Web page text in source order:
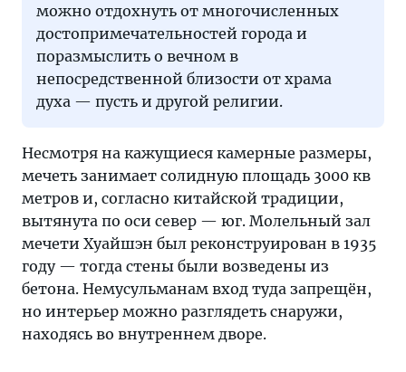
можно отдохнуть от многочисленных
достопримечательностей города и
поразмыслить о вечном в
непосредственной близости от храма
духа — пусть и другой религии.
Несмотря на кажущиеся камерные размеры,
мечеть занимает солидную площадь 3000 кв
метров и, согласно китайской традиции,
вытянута по оси север — юг. Молельный зал
мечети Хуайшэн был реконструирован в 1935
году — тогда стены были возведены из
бетона. Немусульманам вход туда запрещён,
но интерьер можно разглядеть снаружи,
находясь во внутреннем дворе.